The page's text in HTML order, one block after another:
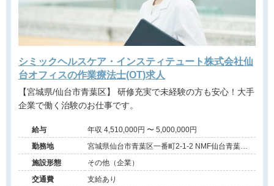
シミックヘルスケア・インスティテュート株式会社仙
台オフィスの作業療法士(OT)求人
【宮城県/仙台市青葉区】 研修充実で未経験の方も安心！大手
企業で働く治験のお仕事です。
給与
年収 4,510,000円 〜 5,000,000円
勤務地
宮城県仙台市青葉区一番町2-1-2 NMF仙台青葉通
りビル8F
施設形態
その他（企業）
交通費
支給あり